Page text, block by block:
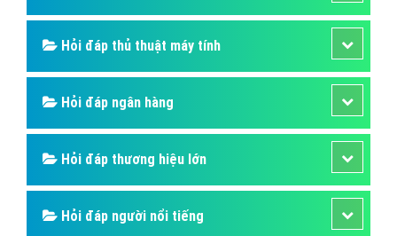
Hỏi đáp thủ thuật máy tính
Hỏi đáp ngân hàng
Hỏi đáp thương hiệu lớn
Hỏi đáp người nổi tiếng